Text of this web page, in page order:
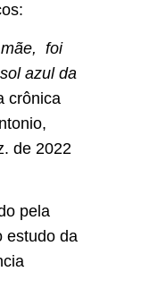
mãe, foi
azul da
crônica
de 2022
pela
estudo da